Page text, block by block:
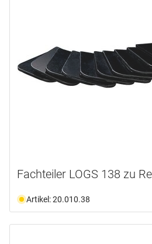
Fachteiler LOGS 138 zu
Artikel: 20.010.38